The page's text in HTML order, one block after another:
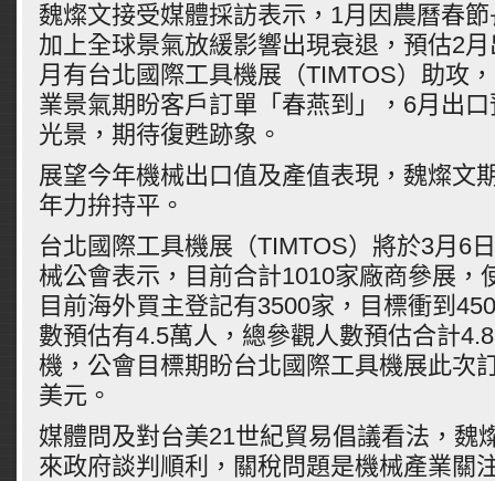
魏燦文接受媒體採訪表示，1月因農曆春
加上全球景氣放緩影響出現衰退，預估2
月有台北國際工具機展（TIMTOS）助攻
業景氣期盼客戶訂單「春燕到」，6月出
光景，期待復甦跡象。
展望今年機械出口值及產值表現，魏燦文
年力拚持平。
台北國際工具機展（TIMTOS）將於3月6
械公會表示，目前合計1010家廠商參展，
目前海外買主登記有3500家，目標衝到
數預估有4.5萬人，總參觀人數預估合計
機，公會目標期盼台北國際工具機展此次
美元。
媒體問及對台美21世紀貿易倡議看法，魏
來政府談判順利，關稅問題是機械產業關